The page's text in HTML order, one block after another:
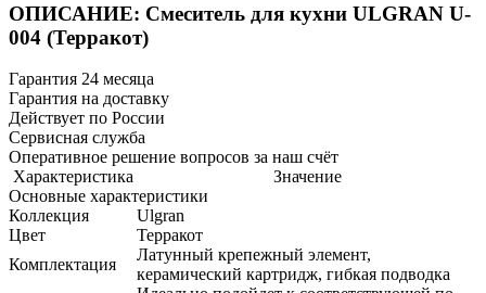
ОПИСАНИЕ: Смеситель для кухни ULGRAN U-
004 (Терракот)
Гарантия 24 месяца
Гарантия на доставку
Действует по России
Сервисная служба
Оперативное решение вопросов за наш счёт
Характеристика
Значение
Основные характеристики
Коллекция
Ulgran
Цвет
Терракот
Комплектация
Латунный крепежный элемент,
керамический картридж, гибкая подводка